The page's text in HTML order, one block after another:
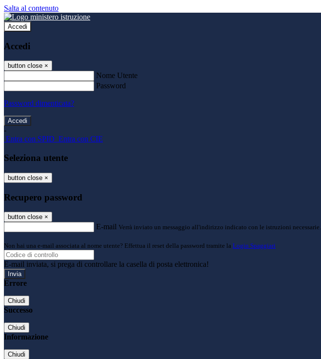
Salta al contenuto
Accedi
Accedi
button close ×
Nome Utente
Password
Password dimenticata?
-
Entra con SPID Entra con CIE
Seleziona utente
button close ×
Recupero password
button close ×
E-mail Verrà inviato un messaggio all'indirizzo indicato con le istruzioni necessarie.
Non hai una e-mail associata al nome utente? Effettua il reset della password tramite la Login Spaggiari
E-mail inviata, si prega di controllare la casella di posta elettronica!
Errore
Chiudi
Successo
Chiudi
Informazione
Chiudi